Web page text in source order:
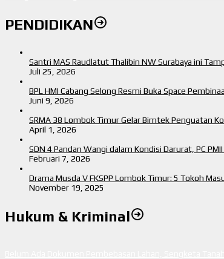
PENDIDIKAN
Santri MAS Raudlatut Thalibin NW Surabaya ini
Juli 25, 2026
BPL HMI Cabang Selong Resmi Buka Space
Juni 9, 2026
SRMA 38 Lombok Timur Gelar Bimtek Penguatan
April 1, 2026
SDN 4 Pandan Wangi dalam Kondisi Darurat, PC
Februari 7, 2026
Drama Musda V FKSPP Lombok Timur: 5 Tokoh
November 19, 2025
Hukum & Kriminal